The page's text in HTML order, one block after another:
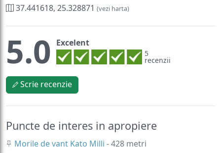
37.441618, 25.328871 (vezi harta)
5.0 Excelent
5
recenzii
Scrie recenzie
Puncte de interes in apropiere
Morile de vant Kato Milli - 428 metri